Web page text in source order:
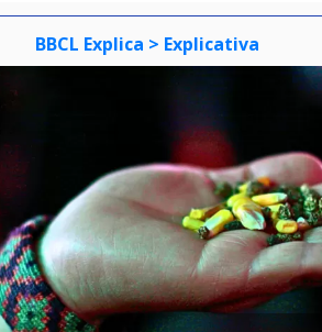
BBCL Explica > Explicativa